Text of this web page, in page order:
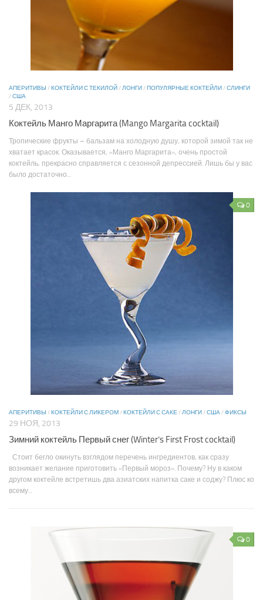
АПЕРИТИВЫ /КОКТЕЙЛИ С ТЕКИЛОЙ/ЛОНГИ/ПОПУЛЯРНЫЕ КОКТЕЙЛИ/СЛИНГИ
/США
5 ДЕК, 2013
Коктейль Манго Маргарита (Mango Margarita cocktail)
Тропические фрукты – бальзам на холодную душу, которой зимой так не
хватает красок. Оказывается, «Манго Маргарита», очень простой
коктейль, прекрасно справляется с сезонной депрессией. Лишь бы у вас
было достаточно...
0
АПЕРИТИВЫ /КОКТЕЙЛИ С ЛИКЕРОМ/КОКТЕЙЛИ С САКЕ/ЛОНГИ/США/ФИКСЫ
29 НОЯ, 2013
Зимний коктейль Первый снег (Winter’s First Frost cocktail)
Стоит бегло окинуть взглядом перечень ингредиентов, как сразу
возникает желание приготовить «Первый мороз». Почему? Ну в каком
другом коктейле встретишь два азиатских напитка саке и соджу? Плюс ко
всему...
0